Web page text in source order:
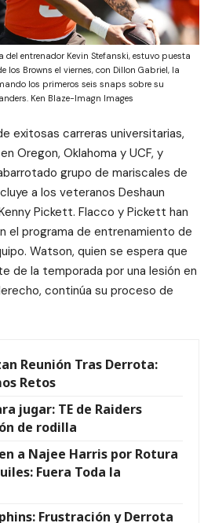
del entrenador Kevin Stefanski, estuvo puesta
los Browns el viernes, con Dillon Gabriel, la
los primeros seis snaps sobre su
Ken Blaze-Imagn Images
exitosas carreras universitarias,
Oregon, Oklahoma y UCF, y
grupo de mariscales de
a los veteranos Deshaun
Pickett. Flacco y Pickett han
el programa de entrenamiento de
Watson, quien se espera que
de la temporada por una lesión en
continúa su proceso de
Reunión Tras Derrota:
Retos
jugar: TE de Raiders
de rodilla
a Najee Harris por Rotura
Fuera Toda la
Frustración y Derrota